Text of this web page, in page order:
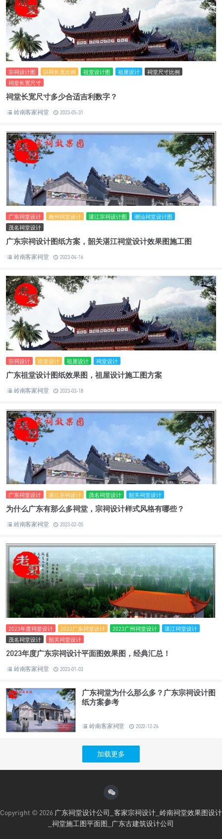
宗祠设计图 宗祠长宽比例 祖堂设计图 祖屋设计
祠堂尺寸比例
祠堂长宽尺寸
祠堂长宽尺寸多少合适吉利数字？
岭南客家祠堂 2023-05-31
广东祠堂设计 梅州祠堂设计 湛江宗祠设计图
潮汕祠堂设计图
茂名祠堂设计
广东宗祠设计图纸方案，韶关湛江祠堂设计效果图施工图
岭南客家祠堂 2023-04-16
宗祠设计 祖堂设计 祖屋设计 祠堂设计
广东祖堂设计图纸效果图，祖屋设计施工图方案
岭南客家祠堂 2023-03-18
广东祠堂设计 湛江宗祠设计 茂名祠堂设计 韶关祠堂设计
为什么广东有那么多祠堂，宗祠设计样式风格有哪些？
岭南客家祠堂 2023-02-05
2023年度祠堂设计 2023广东祠堂设计 2023广州祠堂设计
湛江祠堂设计
茂名祠堂设计
韶关祠堂设计
2023年度广东宗祠设计平面图效果图，经典汇总！
岭南客家祠堂 2023-01-03
广东祠堂为什么那么多？广东宗祠设计图
纸方案参考
岭南客家祠堂 2022-12-26
加载更多
Copyright © 2026 广东祠堂设计公司_客家宗祠设计_岭南祠堂效果图设计
_祠堂施工图平面图_广东古建筑设计公司